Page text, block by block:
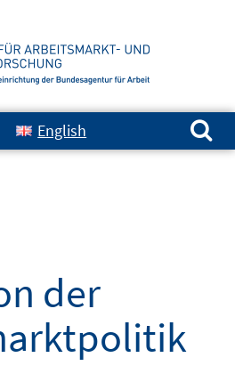
English
Suchen nach:
der